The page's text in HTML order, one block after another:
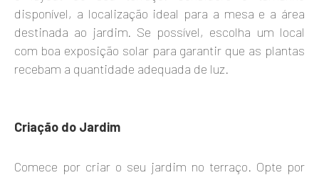
disponível, a localização ideal para a mesa e a área
destinada ao jardim. Se possível, escolha um local
com boa exposição solar para garantir que as plantas
recebam a quantidade adequada de luz.
Criação do Jardim
Comece por criar o seu jardim no terraço. Opte por